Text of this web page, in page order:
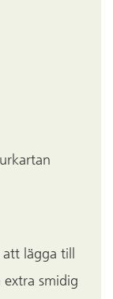
lägga till
extra smidig